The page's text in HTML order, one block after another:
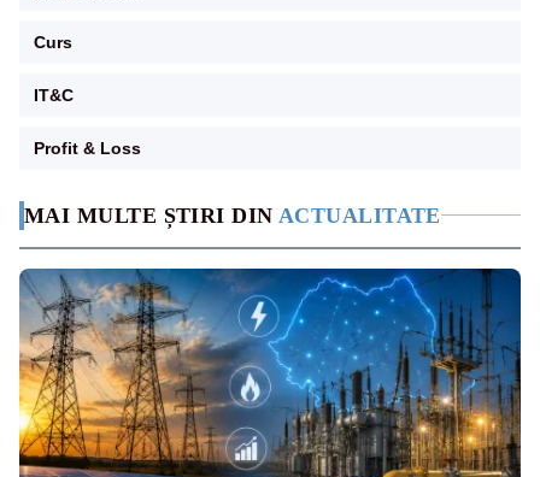
MAI MULTE ȘTIRI DIN ACTUALITATE
Curs
IT&C
Profit & Loss